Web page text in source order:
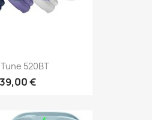
Tune 520BT
39,00 €